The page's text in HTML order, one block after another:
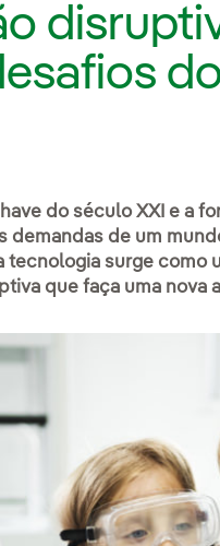
do século XXI e a
demandas de um
tecnologia surge como
que faça uma nova